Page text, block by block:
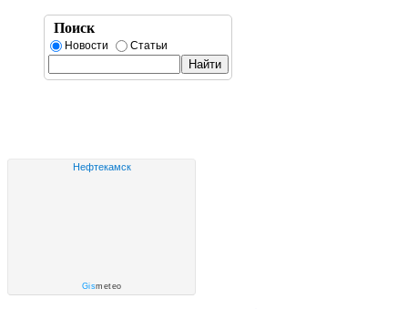
Поиск
Новости Статьи
Нефтекамск
Gismeteo